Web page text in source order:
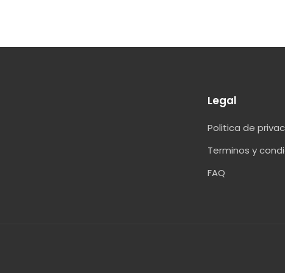
Legal
Politica de
Terminos y
FAQ